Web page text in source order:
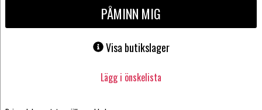
PÅMINN MIG
Visa butikslager
Lägg i önskelista